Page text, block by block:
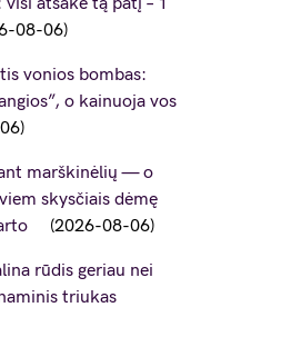
08-06
vonios bombas:
o kainuoja vos
marškinėlių — o
skysčiais dėmę
2026-08-06
rūdis geriau nei
triukas